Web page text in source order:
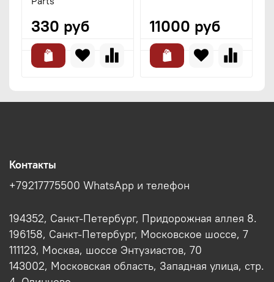
330 руб 11000 руб
Контакты
+79217775500 WhatsApp и телефон
194352, Санкт-Петербург, Придорожная аллея 8.
196158, Санкт-Петербург, Московское шоссе, 7
111123, Москва, шоссе Энтузиастов, 70
143002, Московская область, Западная улица, стр.